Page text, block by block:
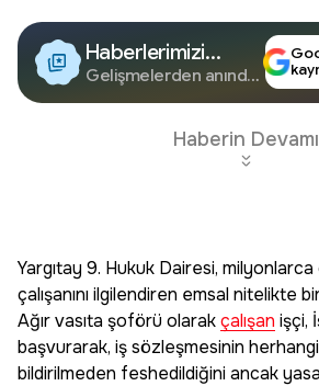
Haberlerimizi
Google'da Takip
Edin
Gelişmelerden anında
Haberin Devamı
Yargıtay 9. Hukuk Dairesi,
çalışanını ilgilendiren emsal nitelikte
Ağır vasıta şoförü olarakçalışan işçi,
başvurarak, iş sözleşmesinin
bildirilmeden feshedildiğini ancak yasal